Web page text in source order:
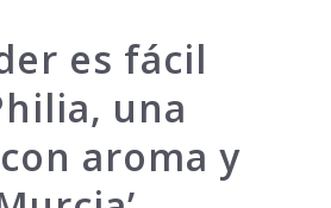
es fácil
una
aroma y